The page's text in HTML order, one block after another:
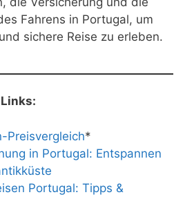
Fahrens in Portugal, um
sichere Reise zu erleben.
Preisvergleich*
in Portugal: Entspannen
Portugal: Tipps &